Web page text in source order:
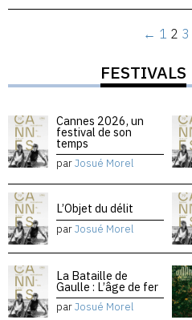
← 1 2 3
FESTIVALS
Cannes 2026, un
festival de son
temps
parJosué Morel
L’Objet du délit
parJosué Morel
La Bataille de
Gaulle : L’âge de fer
parJosué Morel